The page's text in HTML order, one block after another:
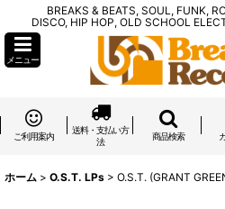
BREAKS & BEATS, SOUL, FUNK,
DISCO, HIP HOP, OLD SCHOOL
メニュー
ご利用案内
送料・支払い方
法
商品検索
ホーム > O.S.T. LPs > O.S.T. (GRANT